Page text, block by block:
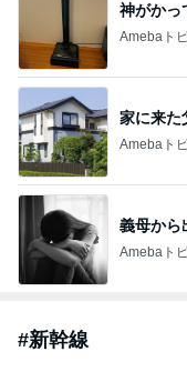
神がかっ
Amebaト
家に来た
Amebaト
義母から
Amebaト
#新幹線